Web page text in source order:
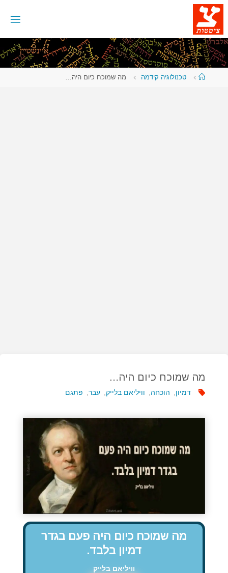
דלגו
לתוכן
עמודטכנולוגיה קידמה מה שמוכח כיום היה…
מה שמוכח כיום היה…
דמיון הוכחה וויליאם בלייק עבר, פתגם
מה שמוכח כיום היה פעם בגדר
דמיון בלבד.
וויליאם בלייק